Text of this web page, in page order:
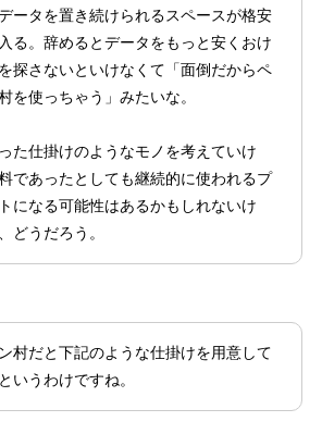
ータを置き続けられるスペースが格安
る。辞めるとデータをもっと安くおけ
探さないといけなくて「面倒だからペ
を使っちゃう」みたいな。
た仕掛けのようなモノを考えていけ
であったとしても継続的に使われるプ
になる可能性はあるかもしれないけ
どうだろう。
村だと下記のような仕掛けを用意して
いうわけですね。